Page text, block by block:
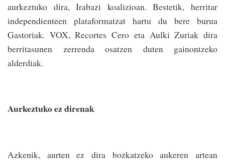
aurkeztuko dira, Irabazi koalizioan. Bestetik, herritar
independienteen plataformatzat hartu du bere burua
Gastoriak. VOX, Recortes Cero eta Aulki Zuriak dira
berritasunen zerrenda osatzen duten gainontzeko
alderdiak.
Aurkeztuko ez direnak
Azkenik, aurten ez dira bozkatzeko aukeren artean